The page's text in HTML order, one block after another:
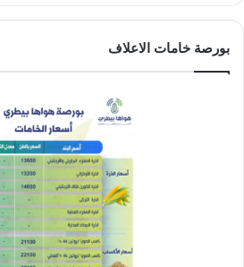
بورصة خامات الاعلاف